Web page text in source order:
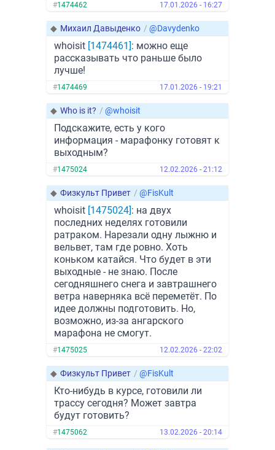
#1474462 17.01.2026 - 16:27
◆ Михаил Давыденко / @Davydenko
whoisit [1474461]: можно еще
рассказывать что раньше было
лучше!
#1474469 17.01.2026 - 19:21
◆ Who is it? / @whoisit
Подскажите, есть у кого
информация - марафонку готовят к
выходным?
#1475024 12.02.2026 - 21:12
◆ Физкульт Привет / @FisKult
whoisit [1475024]: на двух
последних неделях готовили
ратраком. Нарезали одну лыжню и
вельвет, там где ровно. Хоть
коньком катайся. Что будет в эти
выходные - не знаю. После
сегодняшнего снега и завтрашнего
ветра наверняка всё переметёт. По
идее должны подготовить. Но,
возможно, из-за ангарского
марафона не смогут.
#1475025 12.02.2026 - 22:02
◆ Физкульт Привет / @FisKult
Кто-нибудь в курсе, готовили ли
трассу сегодня? Может завтра
будут готовить?
#1475062 13.02.2026 - 20:14